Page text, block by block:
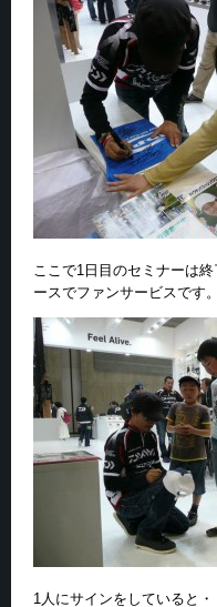
ここで1日目のセミナーは
ースでファンサービスです。
1人にサインをしていると